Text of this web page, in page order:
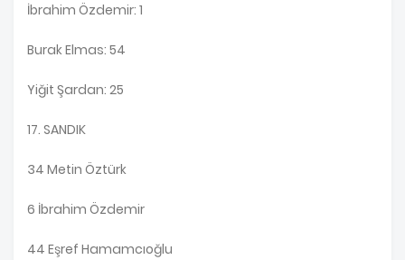
İbrahim Özdemir: 1
Burak Elmas: 54
Yiğit Şardan: 25
17. SANDIK
34 Metin Öztürk
6 İbrahim Özdemir
44 Eşref Hamamcıoğlu